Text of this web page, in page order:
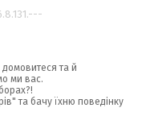
домовитеся та й
ми вас.
та бачу їхню поведінку